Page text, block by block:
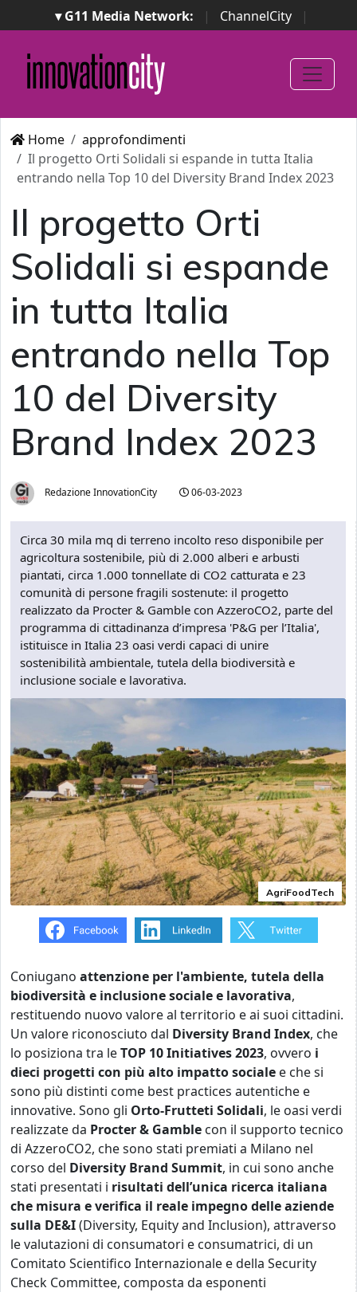
▾ G11 Media Network: | ChannelCity
|
ImpresaCity | SecurityOpenLab | Italian Channel
Awards
Italian Project Awards
Italian Security
Awards
Home
approfondimenti
Il progetto Orti Solidali si espande in tutta Italia
entrando nella Top 10 del Diversity Brand Index 2023
Il progetto Orti
Solidali si espande
in tutta Italia
entrando nella Top
10 del Diversity
Brand Index 2023
Redazione InnovationCity 06-03-2023
Circa 30 mila mq di terreno incolto reso disponibile per
agricoltura sostenibile, più di 2.000 alberi e arbusti
piantati, circa 1.000 tonnellate di CO2 catturata e 23
comunità di persone fragili sostenute: il progetto
realizzato da Procter & Gamble con AzzeroCO2, parte del
programma di cittadinanza d’impresa 'P&G per l’Italia',
istituisce in Italia 23 oasi verdi capaci di unire
sostenibilità ambientale, tutela della biodiversità e
inclusione sociale e lavorativa.
AgriFoodTech
Coniugano attenzione per l'ambiente, tutela della
biodiversità e inclusione sociale e lavorativa,
restituendo nuovo valore al territorio e ai suoi cittadini.
Un valore riconosciuto dal Diversity Brand Index, che
lo posiziona tra leTOP 10 Initiatives 2023, ovvero i
dieci progetti con più alto impatto sociale e che si
sono più distinti come best practices autentiche e
innovative. Sono gli Orto-Frutteti Solidali, le oasi verdi
realizzate da Procter & Gamble con il supporto tecnico
di AzzeroCO2, che sono stati premiati a Milano nel
corso del Diversity Brand Summit, in cui sono anche
stati presentati i risultati dell’unica ricerca italiana
che misura e verifica il reale impegno delle aziende
sulla DE&I(Diversity, Equity and Inclusion), attraverso
le valutazioni di consumatori e consumatrici, di un
Comitato Scientifico Internazionale e della Security
Check Committee, composta da esponenti